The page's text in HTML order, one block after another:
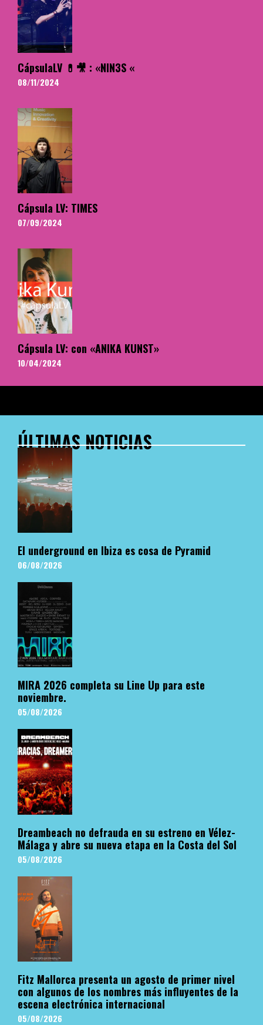
CápsulaLV 💊🎥 : «NIN3S «
08/11/2024
Cápsula LV: TIMES
07/09/2024
Cápsula LV: con «ANIKA KUNST»
10/04/2024
ÚLTIMAS NOTICIAS
El underground en Ibiza es cosa de Pyramid
06/08/2026
MIRA 2026 completa su Line Up para este
noviembre.
05/08/2026
Dreambeach no defrauda en su estreno en Vélez-
Málaga y abre su nueva etapa en la Costa del Sol
05/08/2026
Fitz Mallorca presenta un agosto de primer nivel
con algunos de los nombres más influyentes de la
escena electrónica internacional
05/08/2026